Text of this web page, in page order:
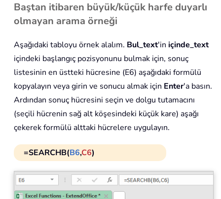
Baştan itibaren büyük/küçük harfe duyarlı
olmayan arama örneği
Aşağıdaki tabloyu örnek alalım. Bul_text'in içinde_text
içindeki başlangıç pozisyonunu bulmak için, sonuç
listesinin en üstteki hücresine (E6) aşağıdaki formülü
kopyalayın veya girin ve sonucu almak için Enter'a basın.
Ardından sonuç hücresini seçin ve dolgu tutamacını
(seçili hücrenin sağ alt köşesindeki küçük kare) aşağı
çekerek formülü alttaki hücrelere uygulayın.
=SEARCHB(B6,C6)